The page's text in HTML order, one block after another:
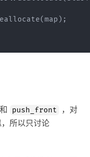
(map );
和 push_front
，对
所以只讨论